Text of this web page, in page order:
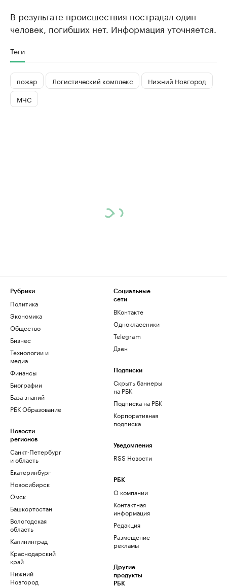
В результате происшествия пострадал один
человек, погибших нет. Информация уточняется.
Теги
пожар Логистический комплекс
Нижний Новгород
МЧС
Рубрики
Политика
Экономика
Общество
Бизнес
Технологии и
медиа
Финансы
Биографии
База знаний
РБК Образование
Новости
регионов
Санкт-Петербург
и область
Екатеринбург
Новосибирск
Омск
Башкортостан
Вологодская
область
Калининград
Краснодарский
край
Нижний
Новгород
Социальные
сети
ВКонтакте
Одноклассники
Telegram
Дзен
Подписки
Скрыть баннеры
на РБК
Подписка на РБК
Корпоративная
подписка
Уведомления
RSS Новости
РБК
О компании
Контактная
информация
Редакция
Размещение
рекламы
Другие
продукты
РБК